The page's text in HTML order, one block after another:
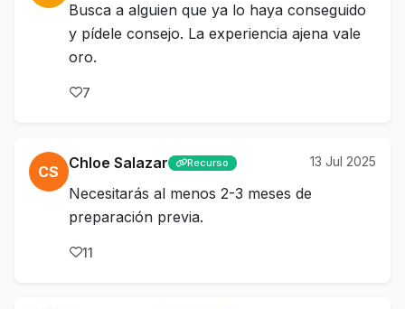
Busca a alguien que ya lo haya conseguido
y pídele consejo. La experiencia ajena vale
oro.
7
CS Chloe Salazar Recurso 13 Jul 2025
Necesitarás al menos 2-3 meses de
preparación previa.
11